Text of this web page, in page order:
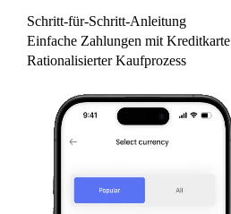
Schritt-für-Schritt-Anleitung
Einfache Zahlungen mit Kreditkarte
Rationalisierter Kaufprozess